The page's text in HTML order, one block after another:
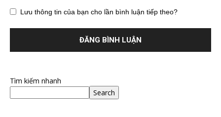
Lưu thông tin của bạn cho lần bình luận tiếp theo?
Tìm kiếm nhanh
Search